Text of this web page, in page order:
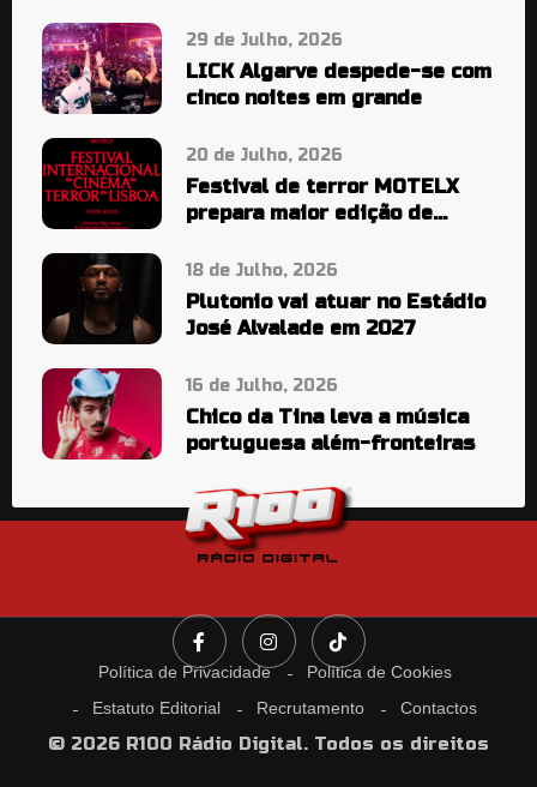
29 de Julho, 2026
LICK Algarve despede-se com
cinco noites em grande
20 de Julho, 2026
Festival de terror MOTELX
prepara maior edição de
18 de Julho, 2026
Plutonio vai atuar no Estádio
José Alvalade em 2027
16 de Julho, 2026
Chico da Tina leva a música
portuguesa além-fronteiras
Política de Privacidade
Política de Cookies
Estatuto Editorial
Recrutamento Contactos
© 2026 R100 Rádio Digital. Todos os direitos